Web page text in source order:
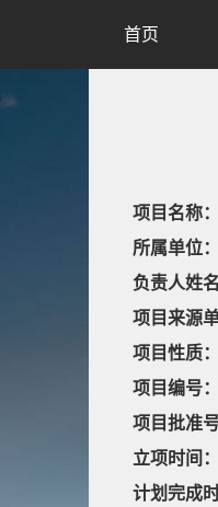
首页
项目名称：
所属单位：
负责人姓名
项目来源单
项目性质：
项目编号：
项目批准号
立项时间：
计划完成时